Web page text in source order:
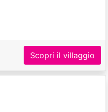
Scopri il villaggio